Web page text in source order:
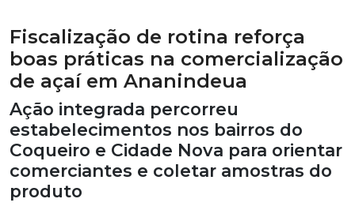
Fiscalização de rotina reforça
boas práticas na comercialização
de açaí em Ananindeua
Ação integrada percorreu
estabelecimentos nos bairros do
Coqueiro e Cidade Nova para orientar
comerciantes e coletar amostras do
produto